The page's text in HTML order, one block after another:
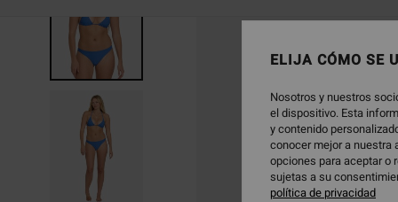
ELIJA CÓMO SE
Nosotros y nuestros
el dispositivo. Esta
y contenido
conocer mejor a nuestra
opciones para aceptar o
sujetas a su
política de privacidad